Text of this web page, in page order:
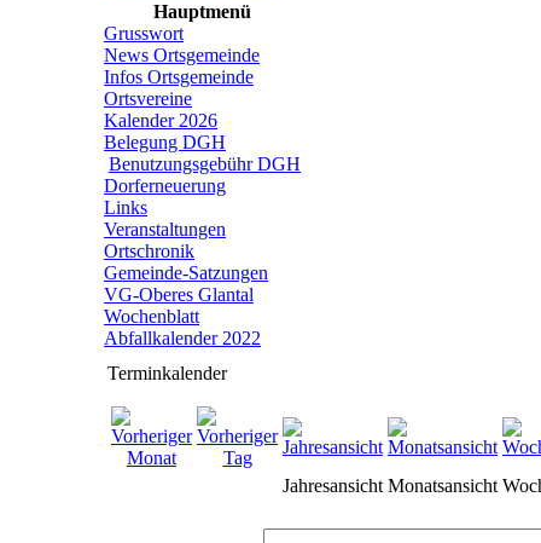
Hauptmenü
Grusswort
News Ortsgemeinde
Infos Ortsgemeinde
Ortsvereine
Kalender 2026
Belegung DGH
Benutzungsgebühr DGH
Dorferneuerung
Links
Veranstaltungen
Ortschronik
Gemeinde-Satzungen
VG-Oberes Glantal
Wochenblatt
Abfallkalender 2022
Terminkalender
Jahresansicht Monatsansicht